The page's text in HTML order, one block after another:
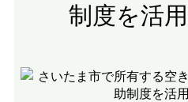
制度を活